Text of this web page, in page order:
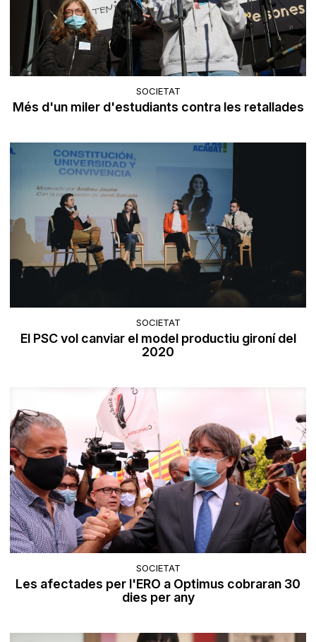
SOCIETAT
Més d'un miler d'estudiants contra les retallades
SOCIETAT
El PSC vol canviar el model productiu gironí del
2020
SOCIETAT
Les afectades per l'ERO a Optimus cobraran 30
dies per any